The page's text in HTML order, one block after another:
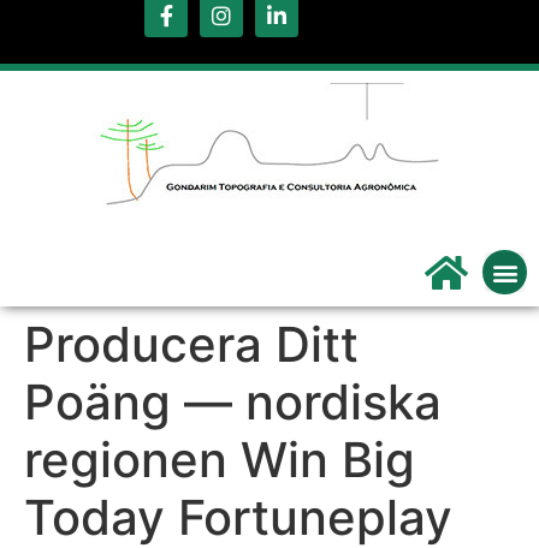
.
Producera Ditt
Poäng — nordiska
regionen Win Big
Today Fortuneplay